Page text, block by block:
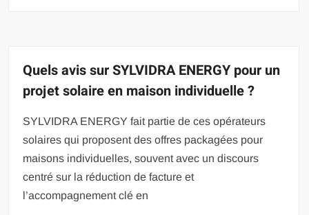
Quels avis sur SYLVIDRA ENERGY pour un
projet solaire en maison individuelle ?
SYLVIDRA ENERGY fait partie de ces opérateurs
solaires qui proposent des offres packagées pour
maisons individuelles, souvent avec un discours
centré sur la réduction de facture et
l’accompagnement clé en